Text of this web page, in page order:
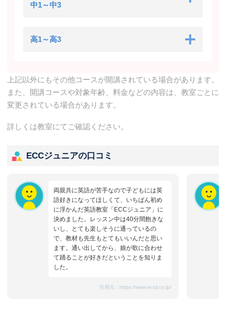
中1～中3
高1～高3
上記以外にもその他コースが開講されている場合があります。
また、開講コースや対象年齢、料金などの内容は、教室ごとに
変更されている場合があります。
詳しくは教室にてご確認ください。
ECCジュニアの口コミ
両親共に英語が苦手なので子どもには英
語好きになってほしくて、いちばん初め
に浮かんだ英語教室「ECCジュニア」に
決めました。レッスン中は40分間飽きな
いし、とても楽しそうに通っているの
で、教材も先生もとてもいいんだと思い
ます。通い出してから、娘が歌に合わせ
て踊ることが好きだということを知りま
した。
引用元： https://www.eccjr.co.jp/